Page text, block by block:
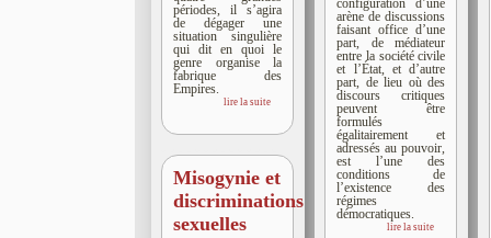
périodes, il s’agira
de dégager une
situation singulière
qui dit en quoi le
genre organise la
fabrique des
Empires.
lire la suite
Misogynie et
discriminations
sexuelles
configuration d’une
arène de discussions
faisant office d’une
part, de médiateur
entre la société civile
et l’État, et d’autre
part, de lieu où des
discours critiques
peuvent être
formulés
égalitairement et
adressés au pouvoir,
est l’une des
conditions de
l’existence des
régimes
démocratiques.
lire la suite